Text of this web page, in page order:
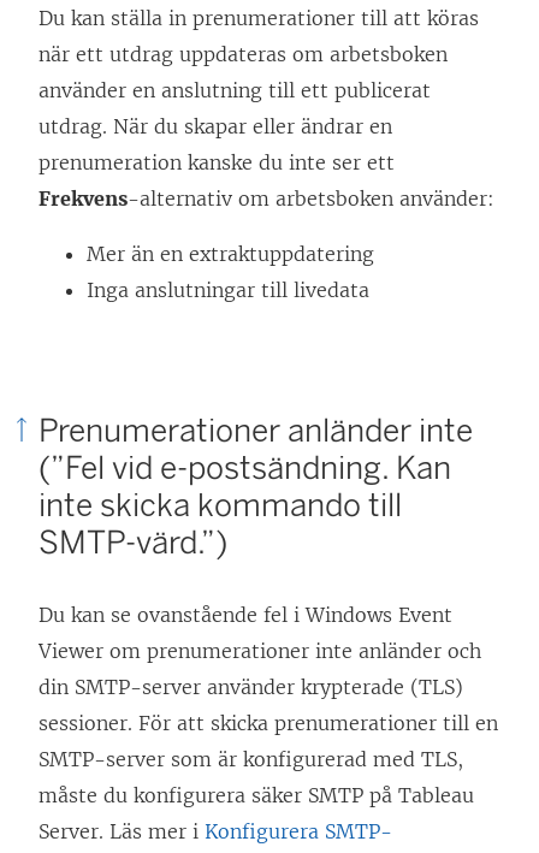
Du kan ställa in prenumerationer till att köras
när ett utdrag uppdateras om arbetsboken
använder en anslutning till ett publicerat
utdrag. När du skapar eller ändrar en
prenumeration kanske du inte ser ett
Frekvens-alternativ om arbetsboken använder:
Mer än en extraktuppdatering
Inga anslutningar till livedata
Prenumerationer anländer inte
(”Fel vid e-postsändning. Kan
inte skicka kommando till
SMTP-värd.”)
Du kan se ovanstående fel i Windows Event
Viewer om prenumerationer inte anländer och
din SMTP-server använder krypterade (TLS)
sessioner. För att skicka prenumerationer till en
SMTP-server som är konfigurerad med TLS,
måste du konfigurera säker SMTP på Tableau
Server. Läs mer i Konfigurera SMTP-